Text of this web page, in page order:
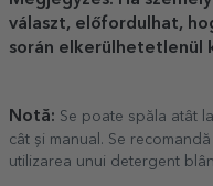
választ, előfordulhat,
során elkerülhetetlenül
Notă: Se poate spăla atât
cât și manual. Se
utilizarea unui detergent